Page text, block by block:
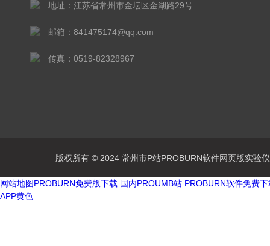
地址：江苏省常州市金坛区金湖路29号
邮箱：841475174@qq.com
传真：0519-82328967
版权所有 © 2024 常州市P站PROBURN软件网页版实
网站地图PROBURN免费版下载 国内PROUMB站 PROBURN软件免费
APP黄色